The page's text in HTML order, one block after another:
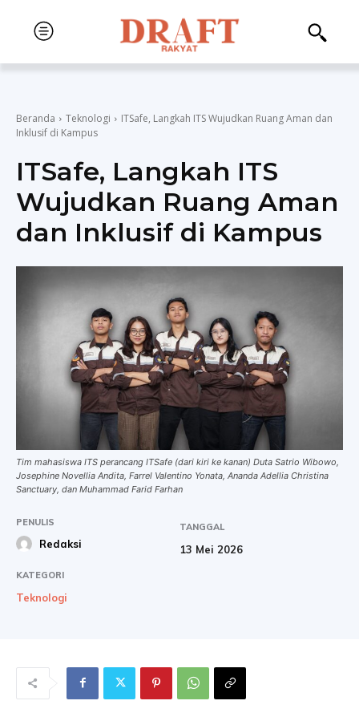
Beranda Teknologi
ITSafe, Langkah ITS Wujudkan Ruang Aman dan
Inklusif di Kampus
ITSafe, Langkah ITS
Wujudkan Ruang Aman
dan Inklusif di Kampus
Tim mahasiswa ITS perancang ITSafe (dari kiri ke kanan) Duta Satrio Wibowo,
Josephine Novellia Andita, Farrel Valentino Yonata, Ananda Adellia Christina
Sanctuary, dan Muhammad Farid Farhan
PENULIS
Redaksi
TANGGAL
13 Mei 2026
KATEGORI
Teknologi